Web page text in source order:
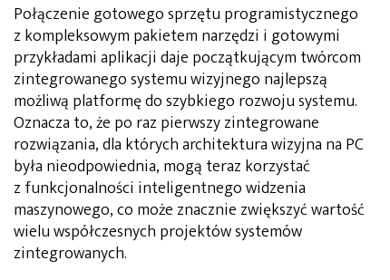
Połączenie gotowego sprzętu programistycznego
z kompleksowym pakietem narzędzi i gotowymi
przykładami aplikacji daje początkującym twórcom
zintegrowanego systemu wizyjnego najlepszą
możliwą platformę do szybkiego rozwoju systemu.
Oznacza to, że po raz pierwszy zintegrowane
rozwiązania, dla których architektura wizyjna na PC
była nieodpowiednia, mogą teraz korzystać
z funkcjonalności inteligentnego widzenia
maszynowego, co może znacznie zwiększyć wartość
wielu współczesnych projektów systemów
zintegrowanych.